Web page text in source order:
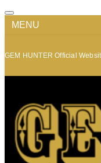
MENU
GEM HUNTER Official